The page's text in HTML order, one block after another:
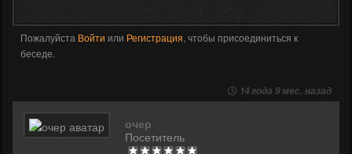
Пожалуйста Войти или Регистрация, чтобы присоединиться к
беседе.
14 года 9 мес. назад
очер
Посетитель